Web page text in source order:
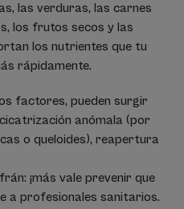
las verduras, las carnes
los frutos secos y las
los nutrientes que tu
rápidamente.
factores, pueden surgir
anómala (por
o queloides), reapertura
¡más vale prevenir que
a profesionales sanitarios.